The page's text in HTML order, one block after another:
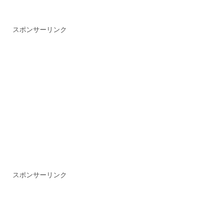
スポンサーリンク
スポンサーリンク